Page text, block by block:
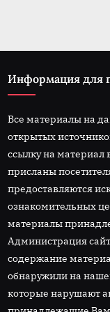
Информация для
Все материалы на
открытых
ссылку на материал
присланы
предоставляются
ознакомительных
материалы
Администрация
содержание
обнаружили на
которые нарушают